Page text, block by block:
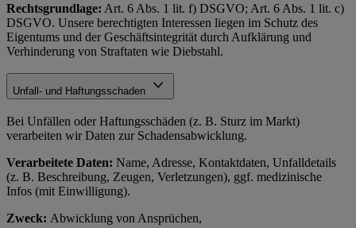
Rechtsgrundlage: Art. 6 Abs. 1 lit. f) DSGVO; Art. 6 Abs. 1 lit. c)
DSGVO. Unsere berechtigten Interessen liegen im Schutz des
Eigentums und der Geschäftsintegrität durch Aufklärung und
Verhinderung von Straftaten wie Diebstahl.
Unfall- und Haftungsschaden
Bei Unfällen oder Haftungsschäden (z. B. Sturz im Markt)
verarbeiten wir Daten zur Schadensabwicklung.
Verarbeitete Daten: Name, Adresse, Kontaktdaten, Unfalldetails
(z. B. Beschreibung, Zeugen, Verletzungen), ggf. medizinische
Infos (mit Einwilligung).
Zweck: Abwicklung von Ansprüchen,